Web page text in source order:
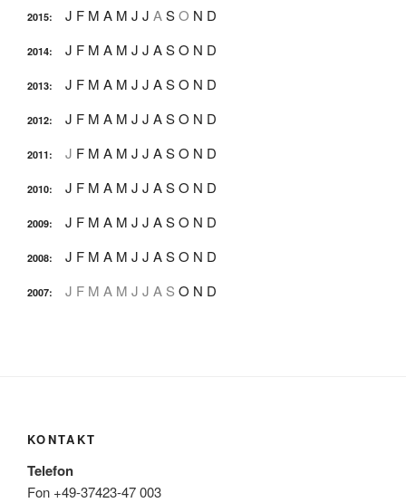
2015: J F M A M J J ASO N D
2014: J F M A M J J ASO N D
2013: J F M A M J J ASO N D
2012: J F M A M J J ASO N D
2011: J F M A M J J ASO N D
2010: J F M A M J J ASO N D
2009: J F M A M J J ASO N D
2008: J F M A M J J ASO N D
2007: J F M A M J J A S O N D
KONTAKT
Telefon
Fon +49-37423-47 003